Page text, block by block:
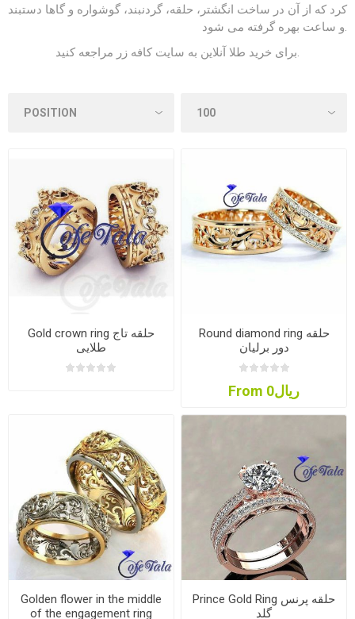
کرد که از آن در ساخت انگشتر، حلقه، گردنبند، گوشواره و گاها دستبند
و ساعت بهره گرفته می شود.
برای خرید طلا آنلاین به سایت کافه زر مراجعه کنید.
Gold crown ring حلقه تاج
طلایی
Round diamond ring حلقه
دور برلیان
From ریال0
Golden flower in the middle
of the engagement ring
Prince Gold Ring حلقه پرنس
گلد